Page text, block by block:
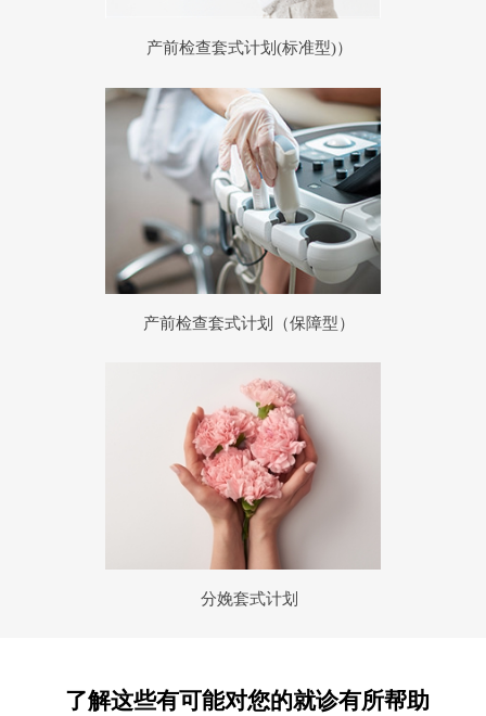
产前检查套式计划(标准型)）
产前检查套式计划（保障型）
分娩套式计划
了解这些有可能对您的就诊有所帮助